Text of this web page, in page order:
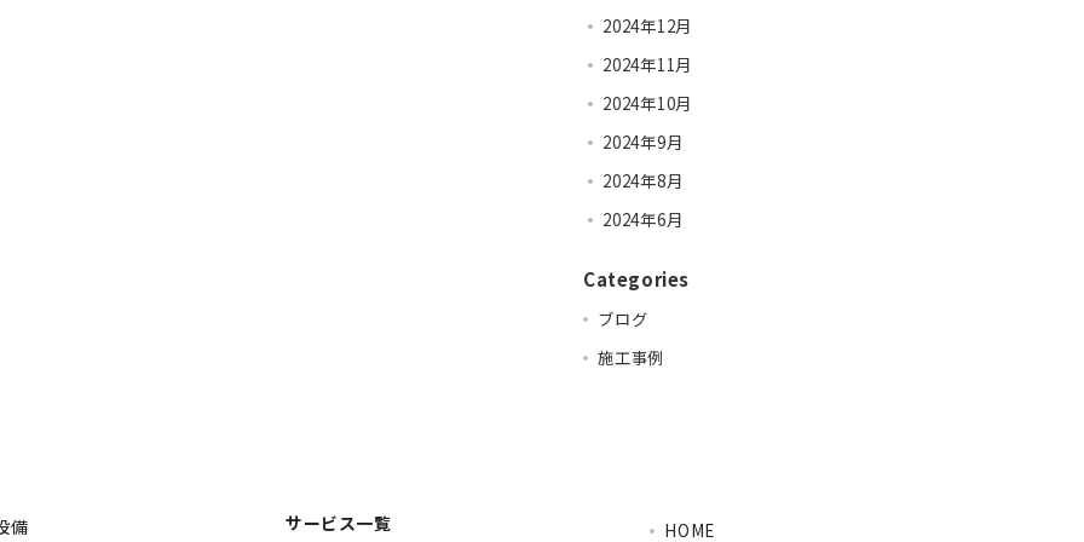
2024年12月
2024年11月
2024年10月
2024年9月
2024年8月
2024年6月
Categories
ブログ
施工事例
備
サービス一覧 HOME